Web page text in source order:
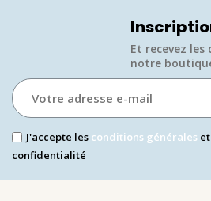
Et recevez
notre
J'accepte les conditions générales
confidentialité